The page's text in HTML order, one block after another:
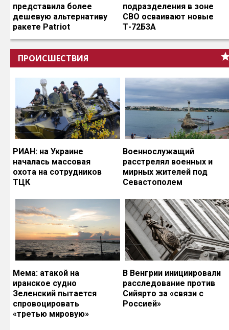
представила более
дешевую альтернативу
ракете Patriot
подразделения в зоне
СВО осваивают новые
Т-72Б3А
ПРОИСШЕСТВИЯ
РИАН: на Украине
началась массовая
охота на сотрудников
ТЦК
Военнослужащий
расстрелял военных и
мирных жителей под
Севастополем
Мема: атакой на
иранское судно
Зеленский пытается
спровоцировать
«третью мировую»
В Венгрии инициировали
расследование против
Сийярто за «связи с
Россией»